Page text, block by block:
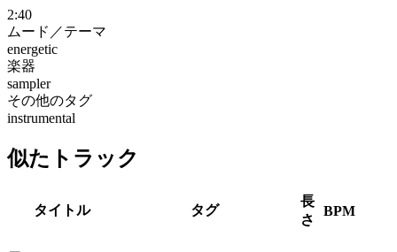
2:40
ムード／テーマ
energetic
楽器
sampler
その他のタグ
instrumental
似たトラック
タイトル タグ
長
さ
BPM